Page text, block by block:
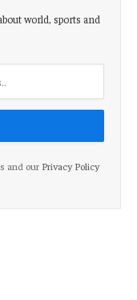
world, sports and
and our Privacy Policy